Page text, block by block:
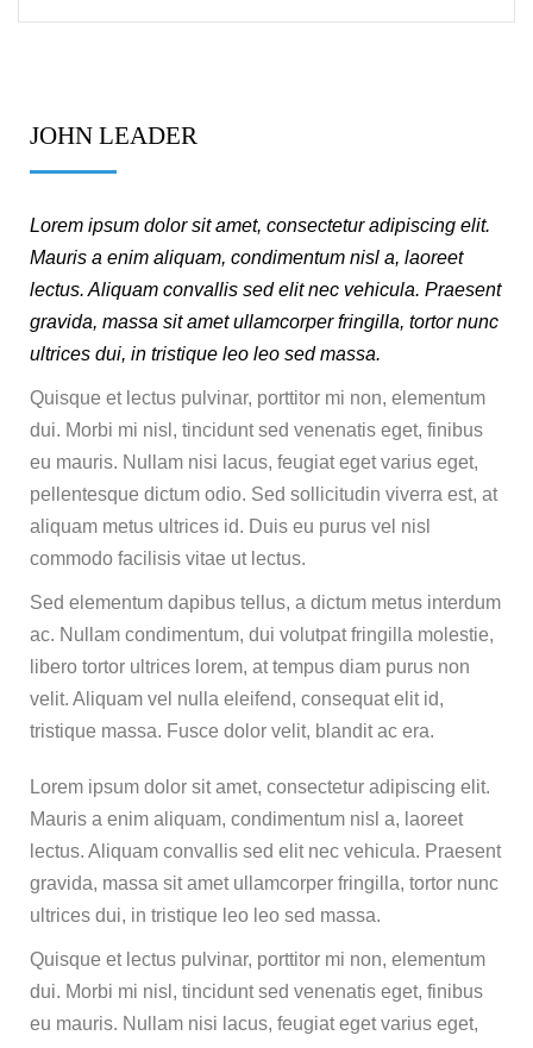
JOHN LEADER
Lorem ipsum dolor sit amet, consectetur adipiscing elit.
Mauris a enim aliquam, condimentum nisl a, laoreet
lectus. Aliquam convallis sed elit nec vehicula. Praesent
gravida, massa sit amet ullamcorper fringilla, tortor nunc
ultrices dui, in tristique leo leo sed massa.
Quisque et lectus pulvinar, porttitor mi non, elementum
dui. Morbi mi nisl, tincidunt sed venenatis eget, finibus
eu mauris. Nullam nisi lacus, feugiat eget varius eget,
pellentesque dictum odio. Sed sollicitudin viverra est, at
aliquam metus ultrices id. Duis eu purus vel nisl
commodo facilisis vitae ut lectus.
Sed elementum dapibus tellus, a dictum metus interdum
ac. Nullam condimentum, dui volutpat fringilla molestie,
libero tortor ultrices lorem, at tempus diam purus non
velit. Aliquam vel nulla eleifend, consequat elit id,
tristique massa. Fusce dolor velit, blandit ac era.
Lorem ipsum dolor sit amet, consectetur adipiscing elit.
Mauris a enim aliquam, condimentum nisl a, laoreet
lectus. Aliquam convallis sed elit nec vehicula. Praesent
gravida, massa sit amet ullamcorper fringilla, tortor nunc
ultrices dui, in tristique leo leo sed massa.
Quisque et lectus pulvinar, porttitor mi non, elementum
dui. Morbi mi nisl, tincidunt sed venenatis eget, finibus
eu mauris. Nullam nisi lacus, feugiat eget varius eget,